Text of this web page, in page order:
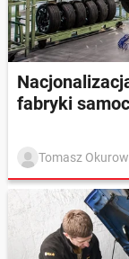
fabryki
Tomasz